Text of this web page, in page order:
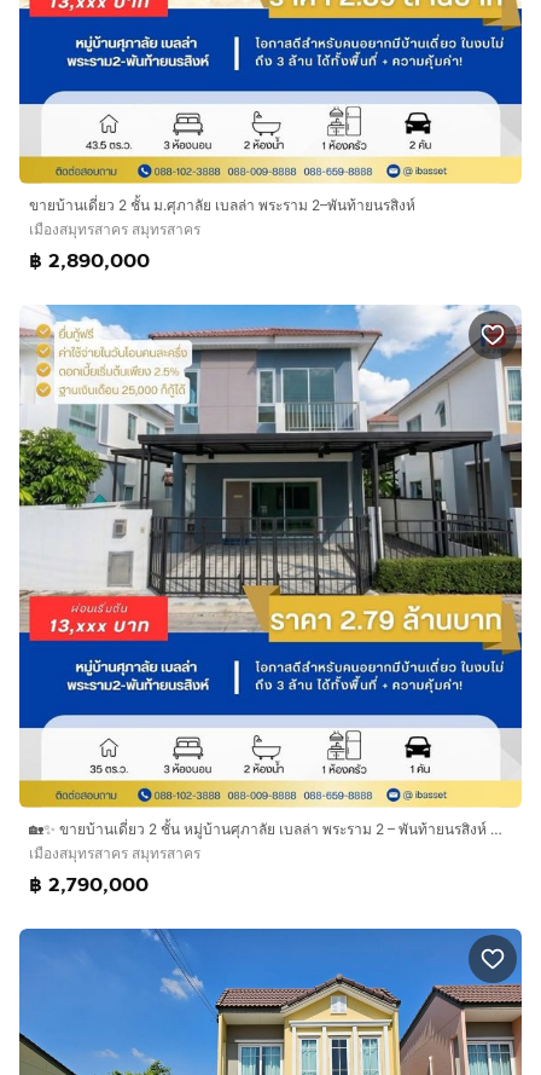
ขายบ้านเดี่ยว 2 ชั้น ม.ศุภาลัย เบลล่า พระราม 2–พันท้ายนรสิงห์
เมืองสมุทรสาคร สมุทรสาคร
฿ 2,890,000
🏡✨ ขายบ้านเดี่ยว 2 ชั้น หมู่บ้านศุภาลัย เบลล่า พระราม 2 – พันท้ายนรสิงห์ ✨🏡
เมืองสมุทรสาคร สมุทรสาคร
฿ 2,790,000